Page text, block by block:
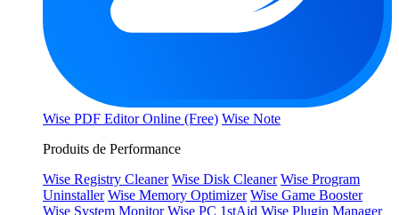
Wise PDF Editor Online (Free) Wise Note
Produits de Performance
Wise Registry Cleaner Wise Disk Cleaner Wise Program
Uninstaller Wise Memory Optimizer Wise Game Booster
Wise System Monitor Wise PC 1stAid Wise Plugin Manager